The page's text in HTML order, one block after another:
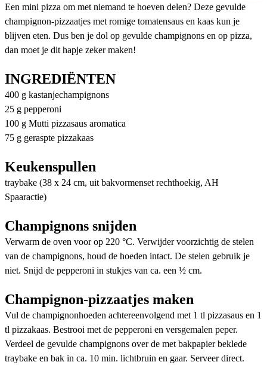
Een mini pizza om met niemand te hoeven delen? Deze gevulde
champignon-pizzaatjes met romige tomatensaus en kaas kun je
blijven eten. Dus ben je dol op gevulde champignons en op pizza,
dan moet je dit hapje zeker maken!
INGREDIËNTEN
400 g kastanjechampignons
25 g pepperoni
100 g Mutti pizzasaus aromatica
75 g geraspte pizzakaas
Keukenspullen
traybake (38 x 24 cm, uit bakvormenset rechthoekig, AH
Spaaractie)
Champignons snijden
Verwarm de oven voor op 220 °C. Verwijder voorzichtig de stelen
van de champignons, houd de hoeden intact. De stelen gebruik je
niet. Snijd de pepperoni in stukjes van ca. een ½ cm.
Champignon-pizzaatjes maken
Vul de champignonhoeden achtereenvolgend met 1 tl pizzasaus en 1
tl pizzakaas. Bestrooi met de pepperoni en versgemalen peper.
Verdeel de gevulde champignons over de met bakpapier beklede
traybake en bak in ca. 10 min. lichtbruin en gaar. Serveer direct.